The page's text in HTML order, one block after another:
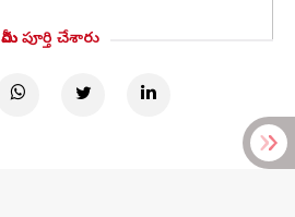
మీరు పూర్తి చేశారు